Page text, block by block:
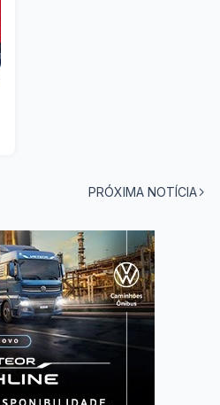
PRÓXIMA NOTÍCIA